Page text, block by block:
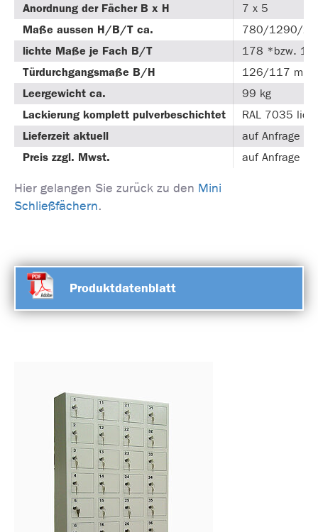
Anordnung der Fächer B x H
7 x 5
Maße aussen H/B/T ca.
780/1290/
lichte Maße je Fach B/T
178 *bzw.
Türdurchgangsmaße B/H
126/117 mm
Leergewicht ca.
99 kg
Lackierung komplett pulverbeschichtet
RAL 7035
Lieferzeit aktuell
auf Anfrage
Preis zzgl. Mwst.
auf Anfrage
Hier gelangen Sie zurück zu den Mini
Schließfächern.
Produktdatenblatt